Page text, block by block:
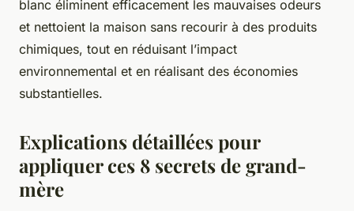
blanc éliminent efficacement les mauvaises odeurs
et nettoient la maison sans recourir à des produits
chimiques, tout en réduisant l’impact
environnemental et en réalisant des économies
substantielles.
Explications détaillées pour
appliquer ces 8 secrets de grand-
mère